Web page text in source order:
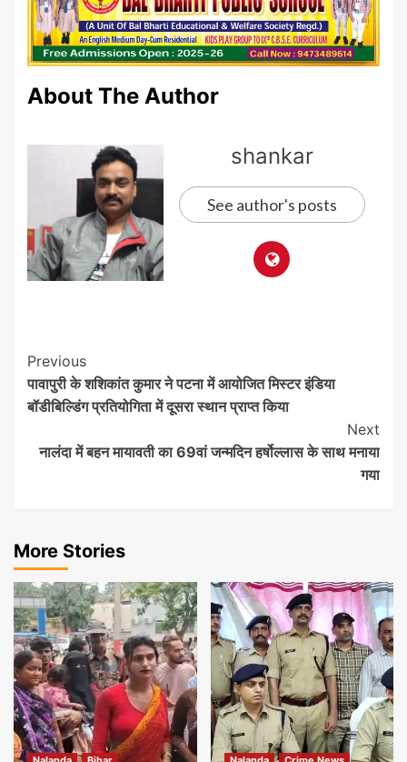
About The Author
shankar
See author's posts
Post
Navigation
Previous
पावापुरी के शशिकांत कुमार ने पटना में आयोजित मिस्टर इंडिया
बॉडीबिल्डिंग प्रतियोगिता में दूसरा स्थान प्राप्त किया
Next
नालंदा में बहन मायावती का 69वां जन्मदिन हर्षोल्लास के साथ मनाया
गया
More Stories